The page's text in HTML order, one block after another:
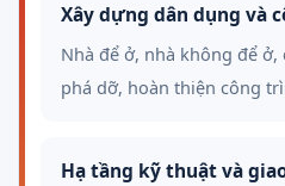
Xây dựng dân dụng và
Nhà để ở, nhà không để
phá dỡ, hoàn thiện công
Hạ tầng kỹ thuật và